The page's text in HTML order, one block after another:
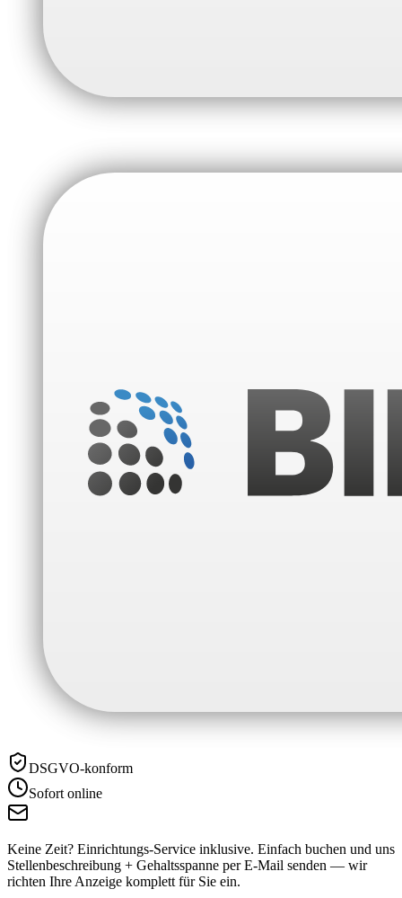
DSGVO-konform
Sofort online
Keine Zeit? Einrichtungs-Service inklusive. Einfach buchen und uns
Stellenbeschreibung + Gehaltsspanne per E-Mail senden — wir
richten Ihre Anzeige komplett für Sie ein.